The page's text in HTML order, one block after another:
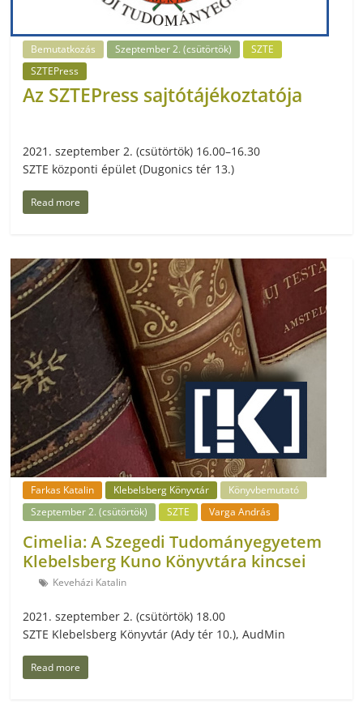
Bemutatkozás Szeptember 2. (csütörtök)
SZTE
SZTEPress
Az SZTEPress sajtótájékoztatója
2021. szeptember 2. (csütörtök) 16.00–16.30
SZTE központi épület (Dugonics tér 13.)
Read more
Farkas Katalin Klebelsberg Könyvtár
Könyvbemutató
Szeptember 2. (csütörtök)
SZTE Varga András
Cimelia: A Szegedi Tudományegyetem
Klebelsberg Kuno Könyvtára kincsei
Keveházi Katalin
2021. szeptember 2. (csütörtök) 18.00
SZTE Klebelsberg Könyvtár (Ady tér 10.), AudMin
Read more